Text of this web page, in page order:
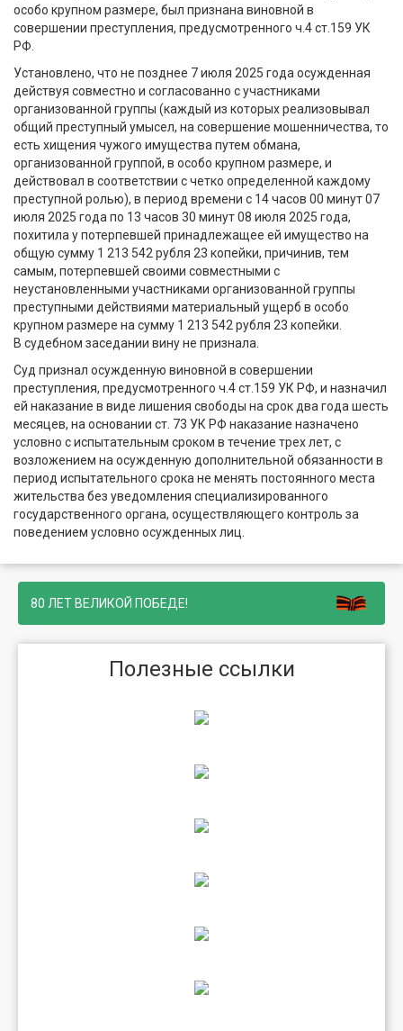
особо крупном размере, был признана виновной в
совершении преступления, предусмотренного ч.4 ст.159 УК
РФ.
Установлено, что не позднее 7 июля 2025 года осужденная
действуя совместно и согласованно с участниками
организованной группы (каждый из которых реализовывал
общий преступный умысел, на совершение мошенничества, то
есть хищения чужого имущества путем обмана,
организованной группой, в особо крупном размере, и
действовал в соответствии с четко определенной каждому
преступной ролью), в период времени с 14 часов 00 минут 07
июля 2025 года по 13 часов 30 минут 08 июля 2025 года,
похитила у потерпевшей принадлежащее ей имущество на
общую сумму 1 213 542 рубля 23 копейки, причинив, тем
самым, потерпевшей своими совместными с
неустановленными участниками организованной группы
преступными действиями материальный ущерб в особо
крупном размере на сумму 1 213 542 рубля 23 копейки.
В судебном заседании вину не признала.
Суд признал осужденную виновной в совершении
преступления, предусмотренного ч.4 ст.159 УК РФ, и назначил
ей наказание в виде лишения свободы на срок два года шесть
месяцев, на основании ст. 73 УК РФ наказание назначено
условно с испытательным сроком в течение трех лет, с
возложением на осужденную дополнительной обязанности в
период испытательного срока не менять постоянного места
жительства без уведомления специализированного
государственного органа, осуществляющего контроль за
поведением условно осужденных лиц.
80 ЛЕТ ВЕЛИКОЙ ПОБЕДЕ!
Полезные ссылки